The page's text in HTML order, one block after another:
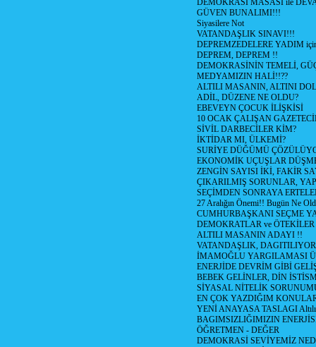
DEMOKRASİ MASASI ile
GÜVEN BUNALIMI!!!
Siyasilere Not
VATANDAŞLIK SINAVI!!!
DEPREMZEDELERE YADIM
DEPREM, DEPREM !!
DEMOKRASİNİN TEMELİ,
MEDYAMIZIN HALİ!!??
ALTILI MASANIN, ALTINI
ADİL, DÜZENE NE OLDU?
EBEVEYN ÇOCUK İLİŞKİSİ
10 OCAK ÇALIŞAN
SİVİL DARBECİLER KİM?
İKTİDAR MI, ÜLKEMİ?
SURİYE DÜĞÜMÜ
EKONOMİK UÇUŞLAR
ZENGİN SAYISI İKİ, FAKİR
ÇIKARILMIŞ SORUNLAR,
SEÇİMDEN SONRAYA
27 Aralığın Önemi!! Bugün Ne
CUMHURBAŞKANI SEÇME
DEMOKRATLAR ve ÖTEKİLER
ALTILI MASANIN ADAYI !!
VATANDAŞLIK,
İMAMOĞLU YARGILAMASI
ENERJİDE DEVRİM GİBİ
BEBEK GELİNLER, DİN
SİYASAL NİTELİK
EN ÇOK YAZDIĞIM
YENİ ANAYASA TASLAGI Altılı
BAGIMSIZLIĞIMIZIN
ÖĞRETMEN - DEĞER
DEMOKRASİ SEVİYEMİZ